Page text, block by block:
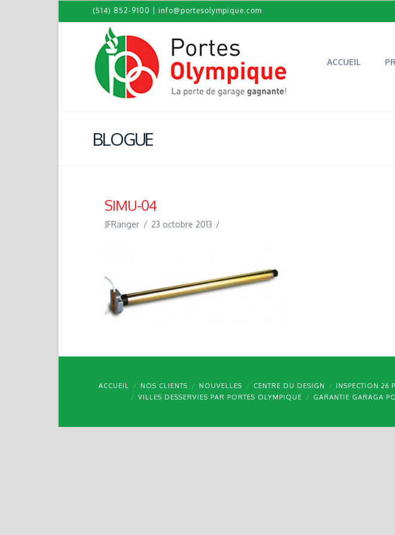
(514) 852-9100 info@portesolympique.com
ACCUEIL
BLOGUE
SIMU-04
JFRanger 23 octobre 2013
ACCUEIL NOS CLIENTS NOUVELLES CENTRE DU DESIGN INSPECTION 26
VILLES DESSERVIES PAR PORTES OLYMPIQUE
GARANTIE GARAGA